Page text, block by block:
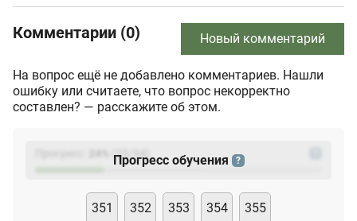
Комментарии (0) Новый комментарий
На вопрос ещё не добавлено комментариев. Нашли
ошибку или считаете, что вопрос некорректно
составлен? — расскажите об этом.
(23
Прогресс обучения ?
351 352 353 354 355